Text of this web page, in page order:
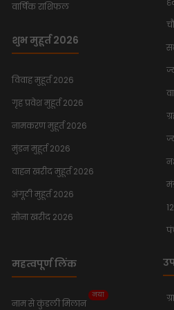
वार्षिक राशिफल
शुभ मुहूर्त 2026
विवाह मुहूर्त 2026
गृह प्रवेश मुहूर्त 2026
नामकरण मुहूर्त 2026
मुंडन मुहूर्त 2026
वाहन खरीद मुहूर्त 2026
अंगूठी मुहूर्त 2026
सोना खरीद 2026
महत्वपूर्ण लिंक
नाम से कुंडली मिलान
नया